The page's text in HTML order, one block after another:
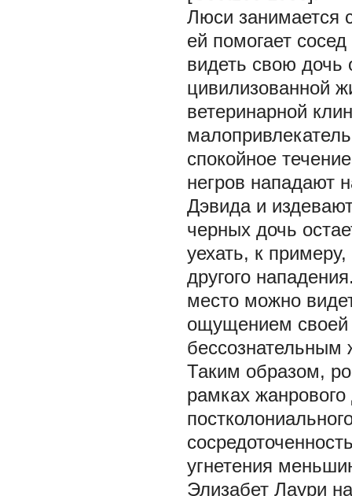
Люси занимается
ей помогает
видеть свою
цивилизованной
ветеринарной
спокойное
негров нападают
Дэвида и
черных дочь
уехать, к
другого
место можно
ощущением своей
бессознательным
Таким образом,
рамках жанрового
угнетения
Элизабет Лаури